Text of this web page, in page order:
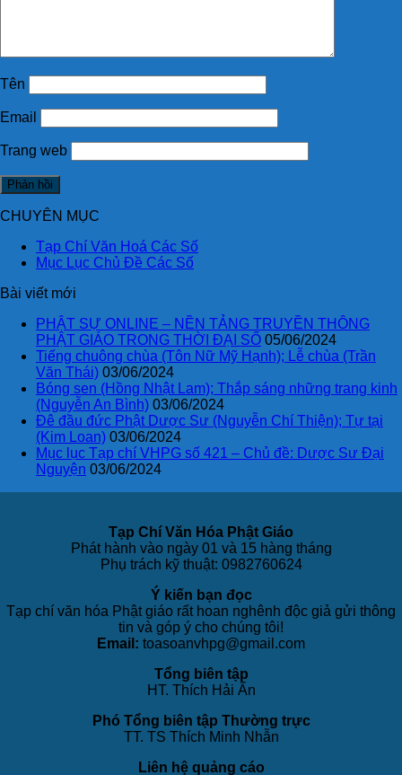
Tên
Email
Trang web
CHUYÊN MỤC
Tạp Chí Văn Hoá Các Số
Mục Lục Chủ Đề Các Số
Bài viết mới
PHẬT SỰ ONLINE – NỀN TẢNG TRUYỀN THÔNG
PHẬT GIÁO TRONG THỜI ĐẠI SỐ 05/06/2024
Tiếng chuông chùa (Tôn Nữ Mỹ Hạnh); Lễ chùa (Trần
Văn Thái) 03/06/2024
Bóng sen (Hồng Nhật Lam); Thắp sáng những trang kinh
(Nguyễn An Bình) 03/06/2024
Đê đầu đức Phật Dược Sư (Nguyễn Chí Thiện); Tự tại
(Kim Loan) 03/06/2024
Mục lục Tạp chí VHPG số 421 – Chủ đề: Dược Sư Đại
Nguyện 03/06/2024
Tạp Chí Văn Hóa Phật Giáo
Phát hành vào ngày 01 và 15 hàng tháng
Phụ trách kỹ thuật: 0982760624
Ý kiến bạn đọc
Tạp chí văn hóa Phật giáo rất hoan nghênh độc giả gửi thông
tin và góp ý cho chúng tôi!
Email: toasoanvhpg@gmail.com
Tổng biên tập
HT. Thích Hải Ấn
Phó Tổng biên tập Thường trực
TT. TS Thích Minh Nhẫn
Liên hệ quảng cáo